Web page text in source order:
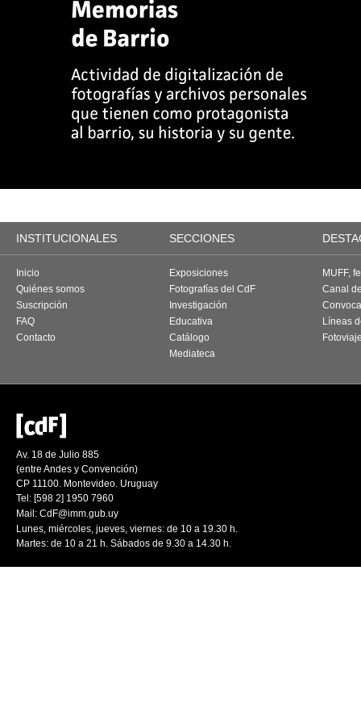
INSTITUCIONALES SECCIONES
Inicio
Quiénes somos
Suscripción
FAQ
Contacto
Exposiciones
Fotografías del CdF
Investigación
Educativa
Catálogo
Mediateca
MUFF,
Canal
Líneas
Av. 18 de Julio 885
(entre Andes y Convención)
CP 11100. Montevideo. Uruguay
Tel: [598 2] 1950 7960
Mail: CdF@imm.gub.uy
Lunes, miércoles, jueves, viernes: de 10 a 19.30 h.
Martes: de 10 a 21 h. Sábados de 9.30 a 14.30 h.